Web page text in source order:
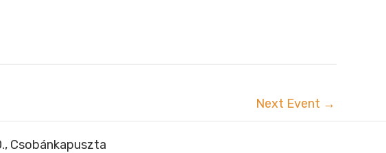
Next Event →
Csobánkapuszta